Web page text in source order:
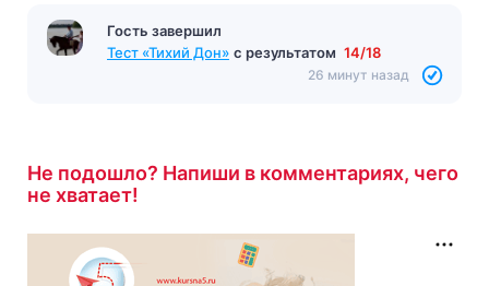
Гость завершил
Тест «Тихий Дон» с результатом 14/18
26 минут назад
Не подошло? Напиши в комментариях, чего
не хватает!